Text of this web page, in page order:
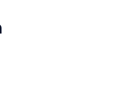
En de houten berging is
van je woning, waar je in de
hebt tot oplaadpunten voor